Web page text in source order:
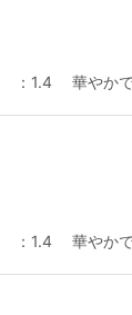
華やかでフ
華やかでフ